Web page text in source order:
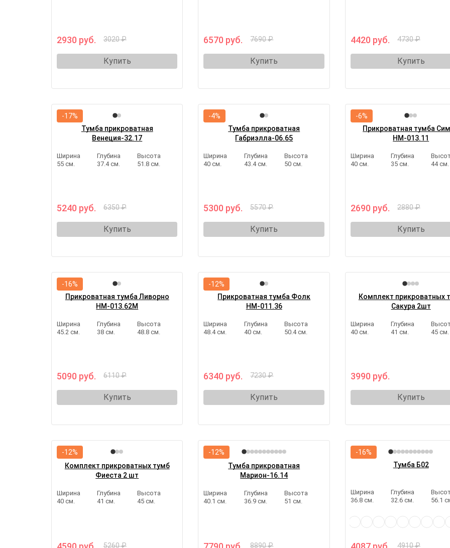
2930 руб. 3020 ₽
Купить
6570 руб. 7690 ₽
Купить
4420 руб. 4730 ₽
Купить
Тумба прикроватная
Венеция-32.17
Ширина
55 см.
Глубина
37.4 см.
Высота
51.8 см.
5240 руб. 6350 ₽
Купить
-17%
Тумба прикроватная
Габриэлла-06.65
Ширина
40 см.
Глубина
43.4 см.
Высота
50 см.
5300 руб. 5570 ₽
Купить
-4%
Прикроватная тумба
НМ-013.11
Ширина
40 см.
Глубина
35 см.
44 см.
2690 руб. 2880 ₽
Купить
-6%
Прикроватная тумба Ливорно
НМ-013.62М
Ширина
45.2 см.
Глубина
38 см.
Высота
48.8 см.
5090 руб. 6110 ₽
Купить
-16%
Прикроватная тумба Фолк
НМ-011.36
Ширина
48.4 см.
Глубина
40 см.
Высота
50.4 см.
6340 руб. 7230 ₽
Купить
-12%
Комплект прикроватных
Сакура 2шт
Ширина
40 см.
Глубина
41 см.
45 см.
3990 руб.
Купить
Комплект прикроватных тумб
Фиеста 2 шт
Ширина
40 см.
Глубина
41 см.
Высота
45 см.
5260 ₽
-12%
Тумба прикроватная
Марион-16.14
Ширина
40.1 см.
Глубина
36.9 см.
Высота
51 см.
8890 ₽
-12%
Тумба Б02
Ширина
36.8 см.
Глубина
32.6 см.
56.1
4910 ₽
-16%